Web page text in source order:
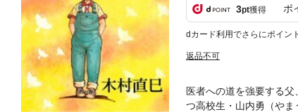
3pt獲得 ポ
dカード利用でさらにポイン
返品不可
医者への道を強要する
つ高校生・山内勇（やま